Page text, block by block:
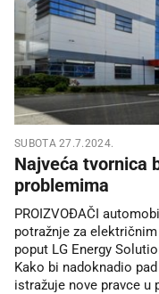
SUBOTA 27.7.2024.
Najveća tvornica
problemima
PROIZVOĐAČI
potražnje za
poput LG Energy
Kako bi nadoknadio
istražuje nove pravce u